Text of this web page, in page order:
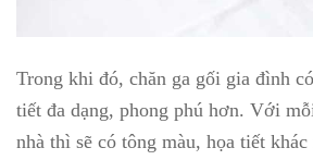
Trong khi đó, chăn ga gối gia đình
tiết đa dạng, phong phú hơn. Với
nhà thì sẽ có tông màu, họa tiết